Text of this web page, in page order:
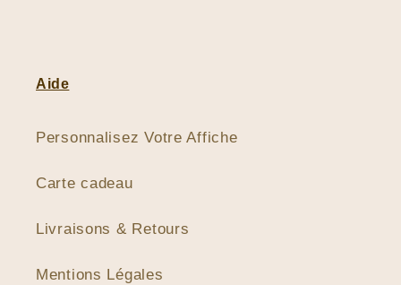
Aide
Personnalisez Votre Affiche
Carte cadeau
Livraisons & Retours
Mentions Légales